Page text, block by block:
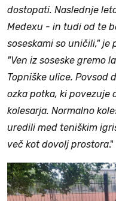
dostopati. Naslednje
Medexu - in tudi od te
soseskami so uničili," je
"Ven iz soseske gremo
Topniške ulice. Povsod
ozka potka, ki povezuje
kolesarja. Normalno
uredili med teniškim
več kot dovolj prostora."